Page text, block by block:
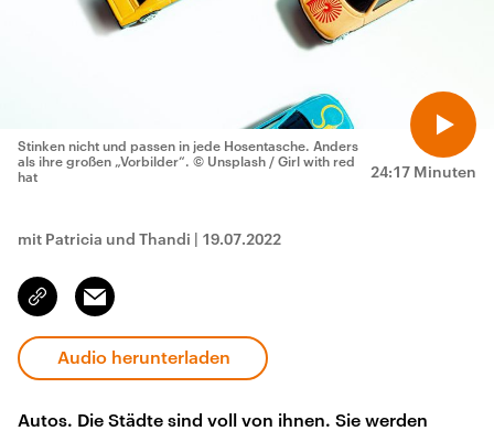
24:17 Minuten
Stinken nicht und passen in jede Hosentasche. Anders
als ihre großen „Vorbilder“. © Unsplash / Girl with red
hat
mit Patricia und Thandi | 19.07.2022
Link
kopieren/teilen
Email
Audio herunterladen
Autos. Die Städte sind voll von ihnen. Sie werden